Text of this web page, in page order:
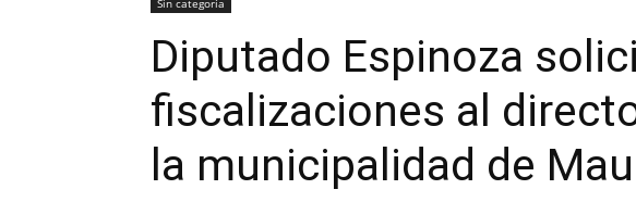
Sin categoría
Diputado Espinoza
fiscalizaciones al
la municipalidad de